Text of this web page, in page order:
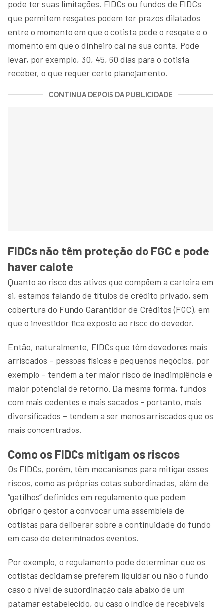
pode ter suas limitações. FIDCs ou fundos de FIDCs
que permitem resgates podem ter prazos dilatados
entre o momento em que o cotista pede o resgate e o
momento em que o dinheiro cai na sua conta. Pode
levar, por exemplo, 30, 45, 60 dias para o cotista
receber, o que requer certo planejamento.
CONTINUA DEPOIS DA PUBLICIDADE
FIDCs não têm proteção do FGC e pode
haver calote
Quanto ao risco dos ativos que compõem a carteira em
si, estamos falando de títulos de crédito privado, sem
cobertura do Fundo Garantidor de Créditos (FGC), em
que o investidor fica exposto ao risco do devedor.
Então, naturalmente, FIDCs que têm devedores mais
arriscados – pessoas físicas e pequenos negócios, por
exemplo – tendem a ter maior risco de inadimplência e
maior potencial de retorno. Da mesma forma, fundos
com mais cedentes e mais sacados – portanto, mais
diversificados – tendem a ser menos arriscados que os
mais concentrados.
Como os FIDCs mitigam os riscos
Os FIDCs, porém, têm mecanismos para mitigar esses
riscos, como as próprias cotas subordinadas, além de
“gatilhos” definidos em regulamento que podem
obrigar o gestor a convocar uma assembleia de
cotistas para deliberar sobre a continuidade do fundo
em caso de determinados eventos.
Por exemplo, o regulamento pode determinar que os
cotistas decidam se preferem liquidar ou não o fundo
caso o nível de subordinação caia abaixo de um
patamar estabelecido, ou caso o índice de recebíveis